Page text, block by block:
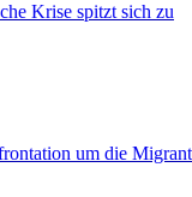
Krise spitzt sich zu
um die